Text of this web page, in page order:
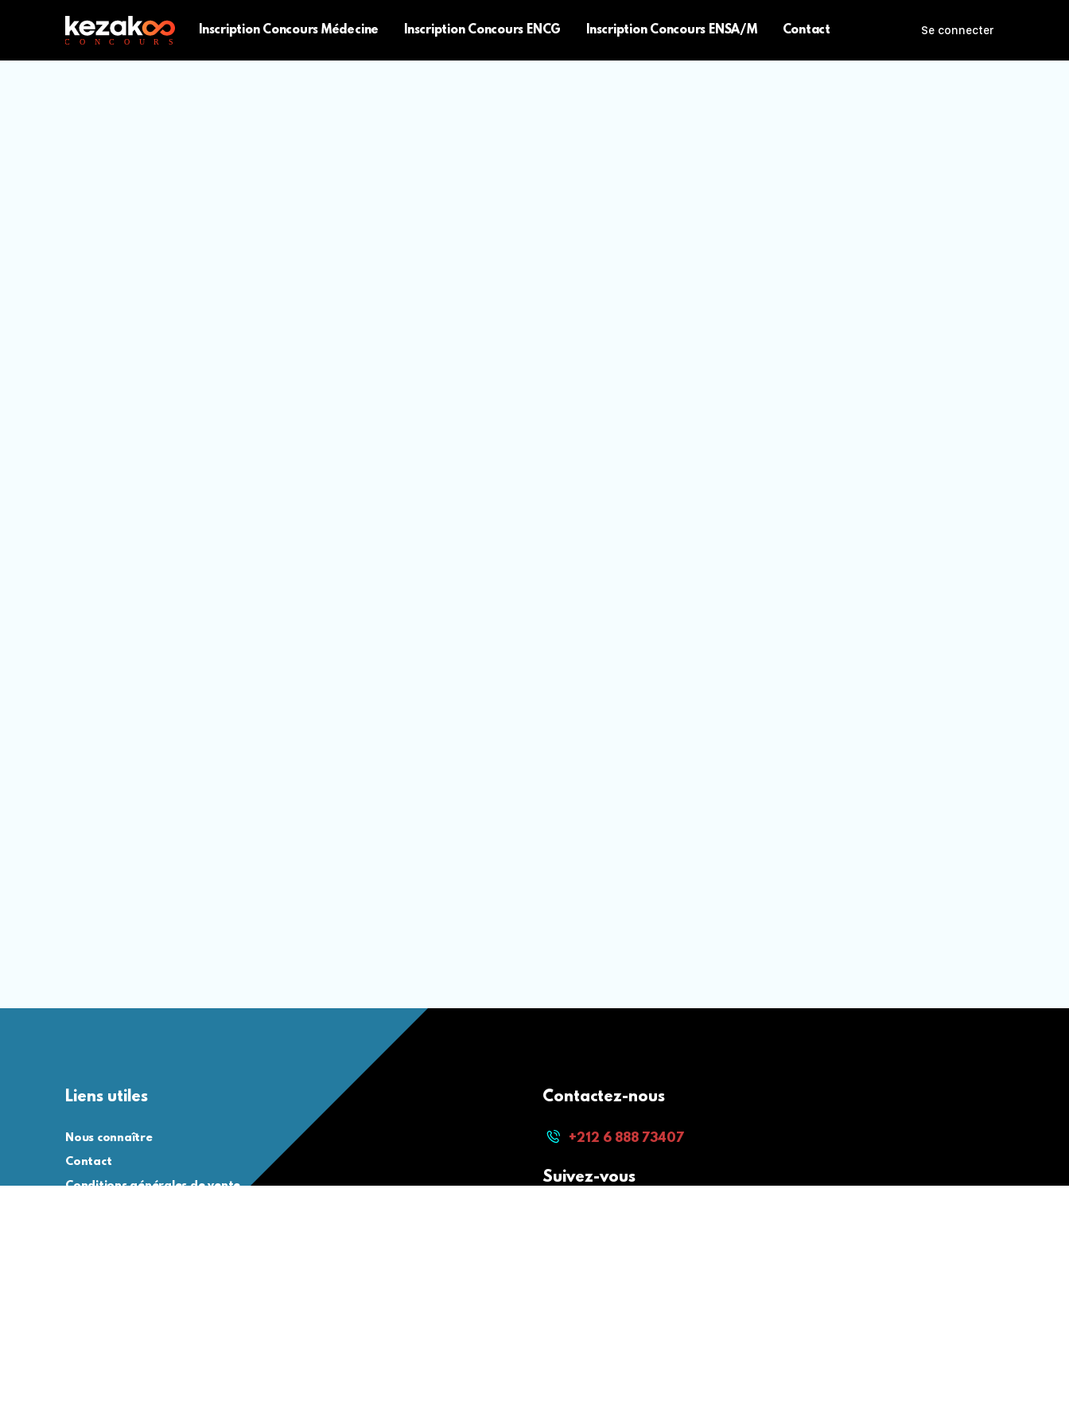
Inscription Concours Médecine Inscription Concours ENCG Inscription Concours ENSA/M Contact Se connecter
Liens utiles
Nous connaître
Contact
Conditions générales de vente
Contactez-nous
+212 6 888 73407
Suivez-vous